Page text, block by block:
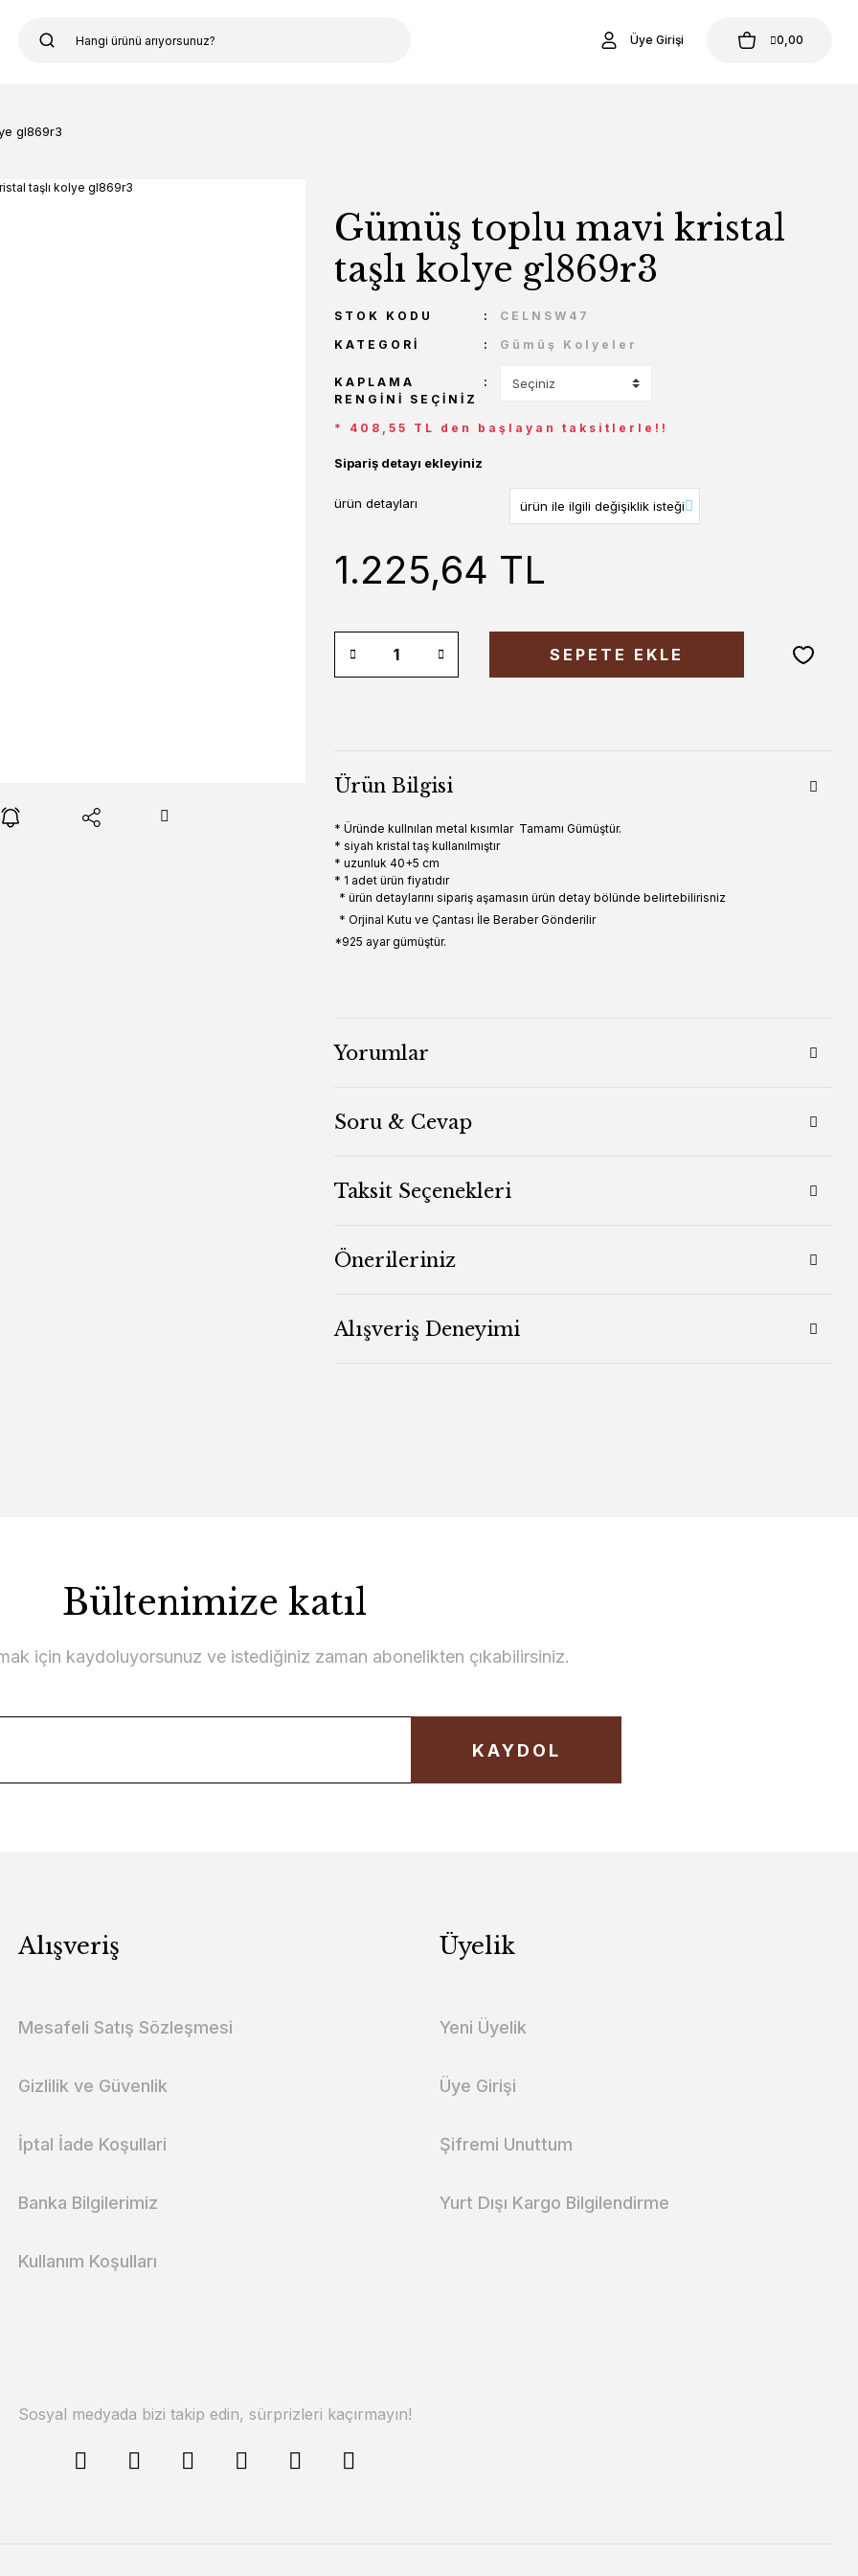
Üye Girişi 0,00
gl869r3
Gümüş toplu mavi kristal
taşlı kolye gl869r3
STOK KODU
CELNSW47
KATEGORI
Gümüş Kolyeler
KAPLAMA
RENGINI SEÇINIZ
* 408,55 TL den başlayan taksitlerle!!
Sipariş detayı ekleyiniz
ürün detayları
1.225,64 TL
SEPETE EKLE
Ürün Bilgisi
* Üründe kullnılan metal kısımlar Tamamı Gümüştür.
* siyah kristal taş kullanılmıştır
* uzunluk 40+5 cm
* 1 adet ürün fiyatıdır
* ürün detaylarını sipariş aşamasın ürün detay bölünde belirtebilirisniz
* Orjinal Kutu ve Çantası İle Beraber Gönderilir
*925 ayar gümüştür.
Yorumlar
Soru & Cevap
Taksit Seçenekleri
Önerileriniz
Alışveriş Deneyimi
Bültenimize katıl
için kaydoluyorsunuz ve istediğiniz zaman abonelikten çıkabilirsiniz.
KAYDOL
Alışveriş
Mesafeli Satış Sözleşmesi
Gizlilik ve Güvenlik
İptal İade Koşullari
Banka Bilgilerimiz
Kullanım Koşulları
Üyelik
Yeni Üyelik
Üye Girişi
Şifremi Unuttum
Yurt Dışı Kargo Bilgilendirme
Sosyal medyada bizi takip edin, sürprizleri kaçırmayın!